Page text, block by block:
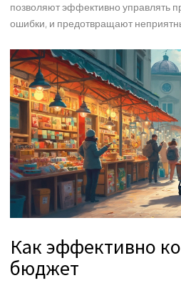
позволяют эффективно управлять
ошибки, и предотвращают
Как эффективно
бюджет